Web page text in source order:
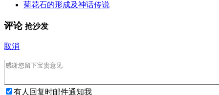
菊花石的形成及神话传说
评论 抢沙发
取消
有人回复时邮件通知我